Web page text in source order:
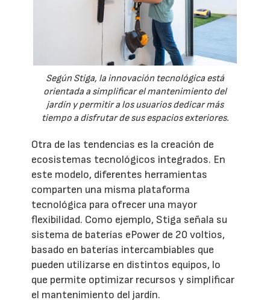
Según Stiga, la innovación tecnológica está
orientada a simplificar el mantenimiento del
jardín y permitir a los usuarios dedicar más
tiempo a disfrutar de sus espacios exteriores.
Otra de las tendencias es la creación de
ecosistemas tecnológicos integrados. En
este modelo, diferentes herramientas
comparten una misma plataforma
tecnológica para ofrecer una mayor
flexibilidad. Como ejemplo, Stiga señala su
sistema de baterías ePower de 20 voltios,
basado en baterías intercambiables que
pueden utilizarse en distintos equipos, lo
que permite optimizar recursos y simplificar
el mantenimiento del jardín.